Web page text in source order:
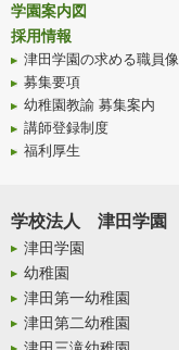
学園案内図
採用情報
津田学園の求める職員像
募集要項
幼稚園教諭 募集案内
講師登録制度
福利厚生
学校法人 津田学園
津田学園
幼稚園
津田第一幼稚園
津田第二幼稚園